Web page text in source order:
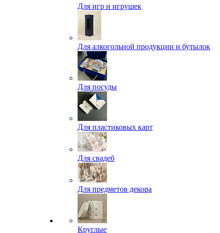
Для игр и игрушек
Для алкогольной продукции и бутылок
Для посуды
Для пластиковых карт
Для свадеб
Для предметов декора
Круглые